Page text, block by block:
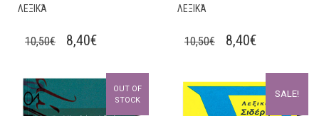
ΛΕΞΙΚΆ
10,50€
ORIGINAL
WAS:
10,50€.
8,40€CURRENT
IS:
8,40€.
ΛΕΞΙΚΆ
10,50€
ORIGINAL
WAS:
10,50€.
8,40€CURRENT
IS:
8,40€.
OUT OF
STOCK
SALE!